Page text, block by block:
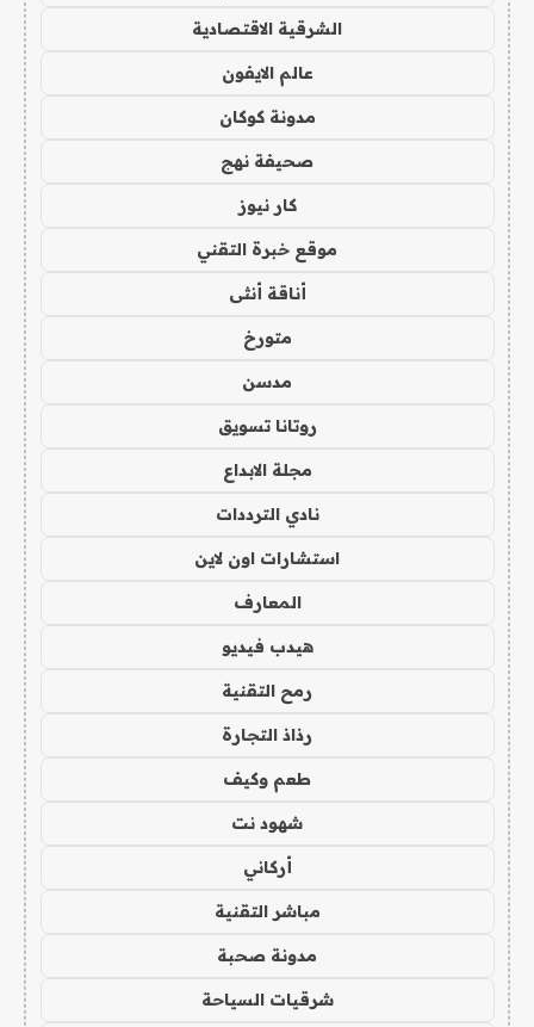
الشرقية الاقتصادية
عالم الايفون
مدونة كوكان
صحيفة نهج
كار نيوز
موقع خبرة التقني
أناقة أنثى
متورخ
مدسن
روتانا تسويق
مجلة الابداع
نادي الترددات
استشارات اون لاين
المعارف
هيدب فيديو
رمح التقنية
رذاذ التجارة
طعم وكيف
شهود نت
أركاني
مباشر التقنية
مدونة صحبة
شرقيات السياحة